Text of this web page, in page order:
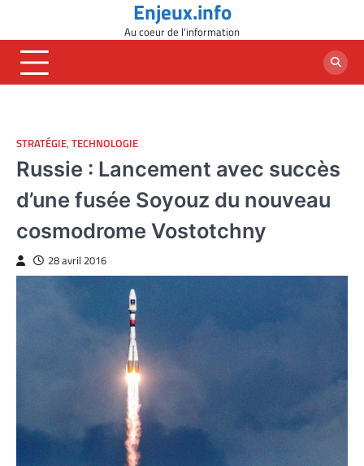
content
Enjeux.info
Au coeur de l'information
STRATÉGIE, TECHNOLOGIE
Russie : Lancement avec succès
d’une fusée Soyouz du nouveau
cosmodrome Vostotchny
28 avril 2016